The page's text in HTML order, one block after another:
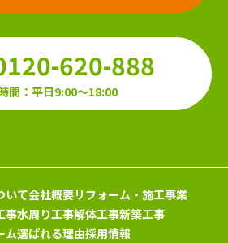
620-888
間：平日9:00～18:00
いて会社概要リフォーム・施工事業
事水周り工事解体工事新築工事
ム選ばれる理由採用情報